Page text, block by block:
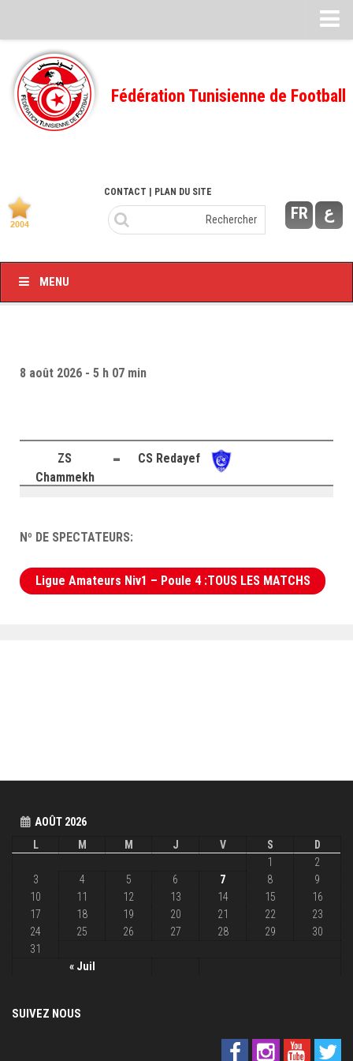
Feuille de match
FMI – 2022/2023
Ligue I – 2022/2023
Ligue I – 2020/2021
Ligue I – 2019/2020
–Ligue II-
Feuille de match 2016/2017
Fédération Tunisienne de Football
FR ع
CONTACT | PLAN DU SITE
MENU
8 août 2026 - 5 h 07 min
ZS
Chammekh
- CS Redayef
Nº DE SPECTATEURS:
Ligue Amateurs Niv1 – Poule 4 :TOUS LES MATCHS
AOÛT 2026
L
M M J V S D
« Juil
1
2
3
4 5 6 7 8
9
10
11 12 13 14 15
16
17
18 19 20 21 22
23
24
25 26 27 28 29
30
31
SUIVEZ NOUS